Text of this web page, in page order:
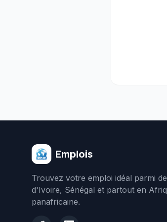
Emplois
Trouvez votre emploi idéal parmi
d'Ivoire, Sénégal et partout en
panafricaine.